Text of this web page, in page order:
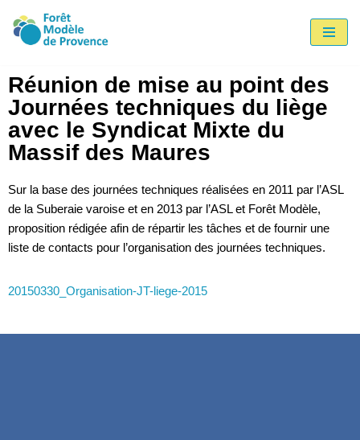
Aller
contenu
Réunion de mise au point des
Journées techniques du liège
avec le Syndicat Mixte du
Massif des Maures
Sur la base des journées techniques réalisées en 2011 par l’ASL
de la Suberaie varoise et en 2013 par l’ASL et Forêt Modèle,
proposition rédigée afin de répartir les tâches et de fournir une
liste de contacts pour l’organisation des journées techniques.
20150330_Organisation-JT-liege-2015